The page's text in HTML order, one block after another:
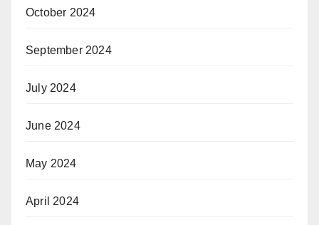
October 2024
September 2024
July 2024
June 2024
May 2024
April 2024